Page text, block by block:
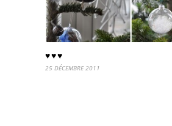
♥♥♥
25 DÉCEMBRE 2011